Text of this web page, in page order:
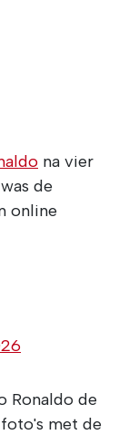
na vier
de
online
Ronaldo de
met de